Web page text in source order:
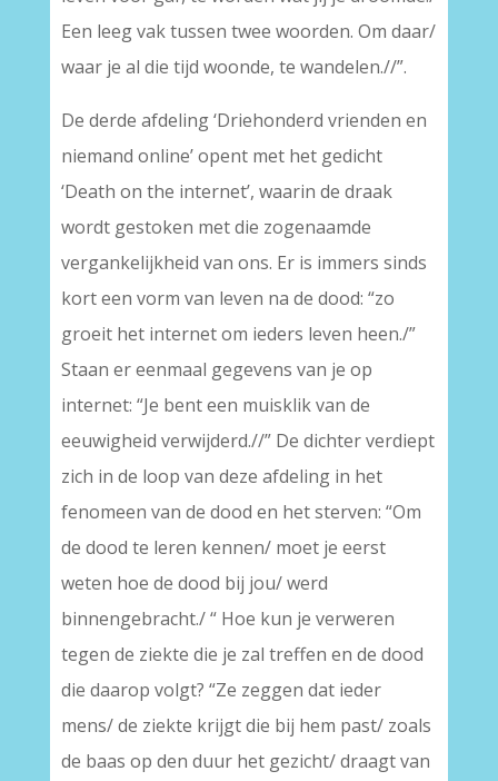
Een leeg vak tussen twee woorden. Om daar/
waar je al die tijd woonde, te wandelen.//”.
De derde afdeling ‘Driehonderd vrienden en
niemand online’ opent met het gedicht
‘Death on the internet’, waarin de draak
wordt gestoken met die zogenaamde
vergankelijkheid van ons. Er is immers sinds
kort een vorm van leven na de dood: “zo
groeit het internet om ieders leven heen./”
Staan er eenmaal gegevens van je op
internet: “Je bent een muisklik van de
eeuwigheid verwijderd.//” De dichter verdiept
zich in de loop van deze afdeling in het
fenomeen van de dood en het sterven: “Om
de dood te leren kennen/ moet je eerst
weten hoe de dood bij jou/ werd
binnengebracht./ “ Hoe kun je verweren
tegen de ziekte die je zal treffen en de dood
die daarop volgt? “Ze zeggen dat ieder
mens/ de ziekte krijgt die bij hem past/ zoals
de baas op den duur het gezicht/ draagt van